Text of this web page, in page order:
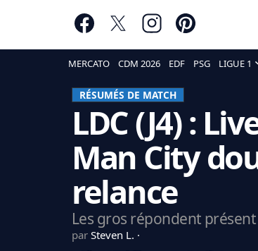
MERCATO CDM 2026 EDF PSG LIGUE 1
RÉSUMÉS DE MATCH
LDC (J4) :
Man City
relance
Les gros répondent présent
par Steven L.